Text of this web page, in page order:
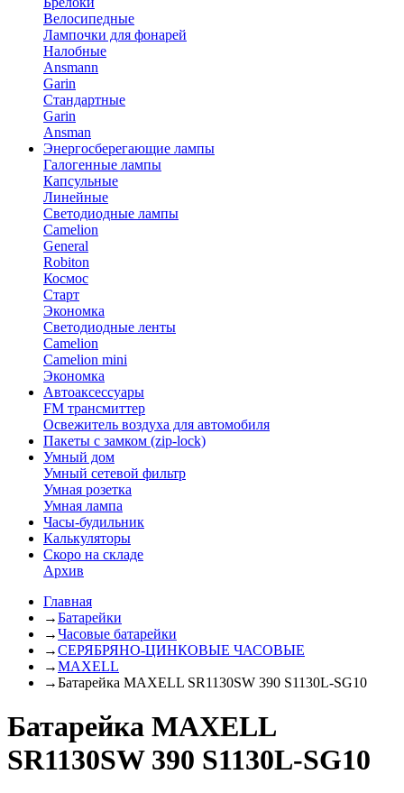
Велосипедные
Лампочки для фонарей
Налобные
Ansmann
Garin
Стандартные
Garin
Ansman
Энергосберегающие лампы
Галогенные лампы
Капсульные
Линейные
Светодиодные лампы
Camelion
General
Robiton
Космос
Старт
Экономка
Светодиодные ленты
Camelion
Camelion mini
Экономка
Автоаксессуары
FM трансмиттер
Освежитель воздуха для автомобиля
Пакеты с замком (zip-lock)
Умный дом
Умный сетевой фильтр
Умная розетка
Умная лампа
Часы-будильник
Калькуляторы
Скоро на складе
Архив
Главная
→Батарейки
→Часовые батарейки
→СЕРЯБРЯНО-ЦИНКОВЫЕ ЧАСОВЫЕ
→MAXELL
→Батарейка MAXELL SR1130SW 390 S1130L-SG10
Батарейка MAXELL
SR1130SW 390 S1130L-SG10